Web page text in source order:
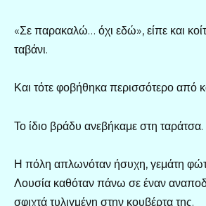
«Σε παρακαλώ… όχι εδώ», είπε και
ταβάνι.
Και τότε φοβήθηκα περισσότερο από
Το ίδιο βράδυ ανεβήκαμε στη ταράτσα.
Η πόλη απλωνόταν ήσυχη, γεμάτη
Λουσία καθόταν πάνω σε έναν
σφιχτά τυλιγμένη στην κουβέρτα της.